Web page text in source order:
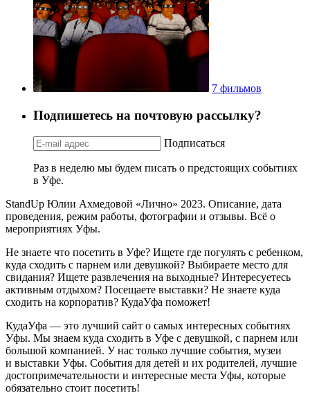
7 фильмов
Подпишетесь на почтовую рассылку?
Подписаться
Раз в неделю мы будем писать о предстоящих событиях
в Уфе.
StandUp Юлии Ахмедовой «Лично» 2023. Описание, дата
проведения, режим работы, фотографии и отзывы. Всё о
мероприятиях Уфы.
Не знаете что посетить в Уфе? Ищете где погулять с ребенком,
куда сходить с парнем или девушкой? Выбираете место для
свидания? Ищете развлечения на выходные? Интересуетесь
активным отдыхом? Посещаете выставки? Не знаете куда
сходить на корпоратив? КудаУфа поможет!
КудаУфа — это лучший сайт о самых интересных событиях
Уфы. Мы знаем куда сходить в Уфе с девушкой, с парнем или
большой компанией. У нас только лучшие события, музеи
и выставки Уфы. События для детей и их родителей, лучшие
достопримечательности и интересные места Уфы, которые
обязательно стоит посетить!